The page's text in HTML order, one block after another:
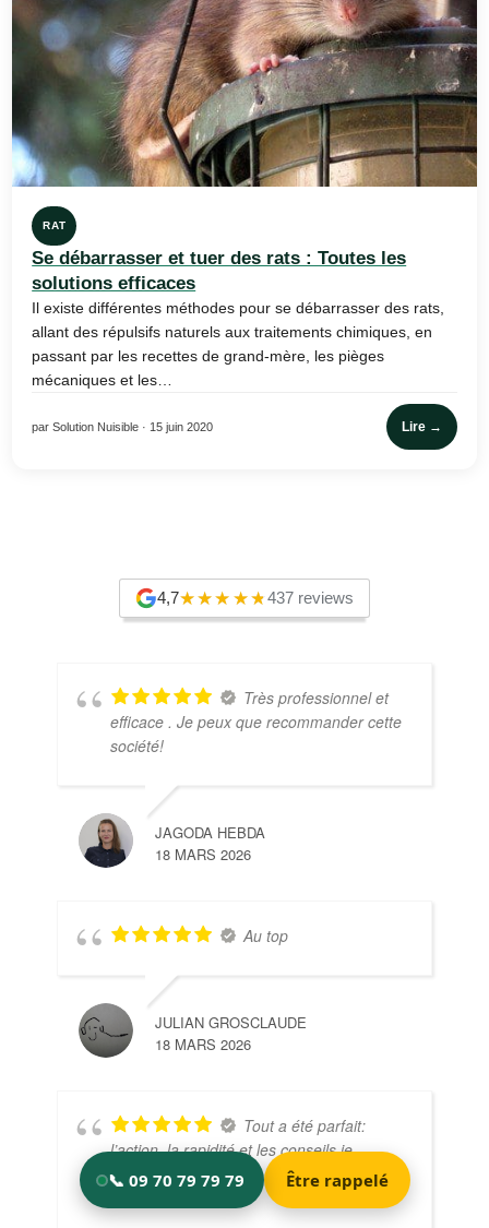
RAT
Se débarrasser et tuer des rats : Toutes les
solutions efficaces
Il existe différentes méthodes pour se débarrasser des rats,
allant des répulsifs naturels aux traitements chimiques, en
passant par les recettes de grand-mère, les pièges
mécaniques et les…
par Solution Nuisible · 15 juin 2020 Lire →
4,7 437 reviews
Très professionnel et
efficace . Je peux que recommander cette
société!
JAGODA HEBDA
18 MARS 2026
Au top
JULIAN GROSCLAUDE
18 MARS 2026
Tout a été parfait:
l’action, la rapidité et les conseils je
recommande à 100 % bravo et encore